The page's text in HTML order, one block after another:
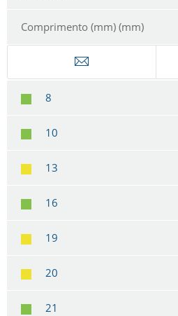
Comprimento (mm) (mm)
8
10
13
16
19
20
21